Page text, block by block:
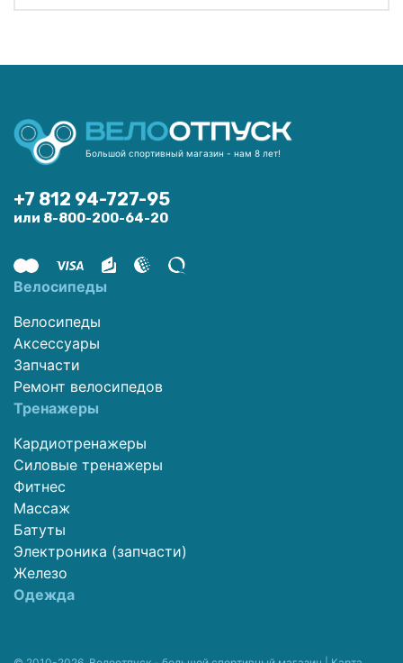
Большой спортивный магазин - нам 8 лет!
+7 812 94-727-95
или 8-800-200-64-20
Велосипеды
Велосипеды
Аксессуары
Запчасти
Ремонт велосипедов
Тренажеры
Кардиотренажеры
Силовые тренажеры
Фитнес
Массаж
Батуты
Электроника (запчасти)
Железо
Одежда